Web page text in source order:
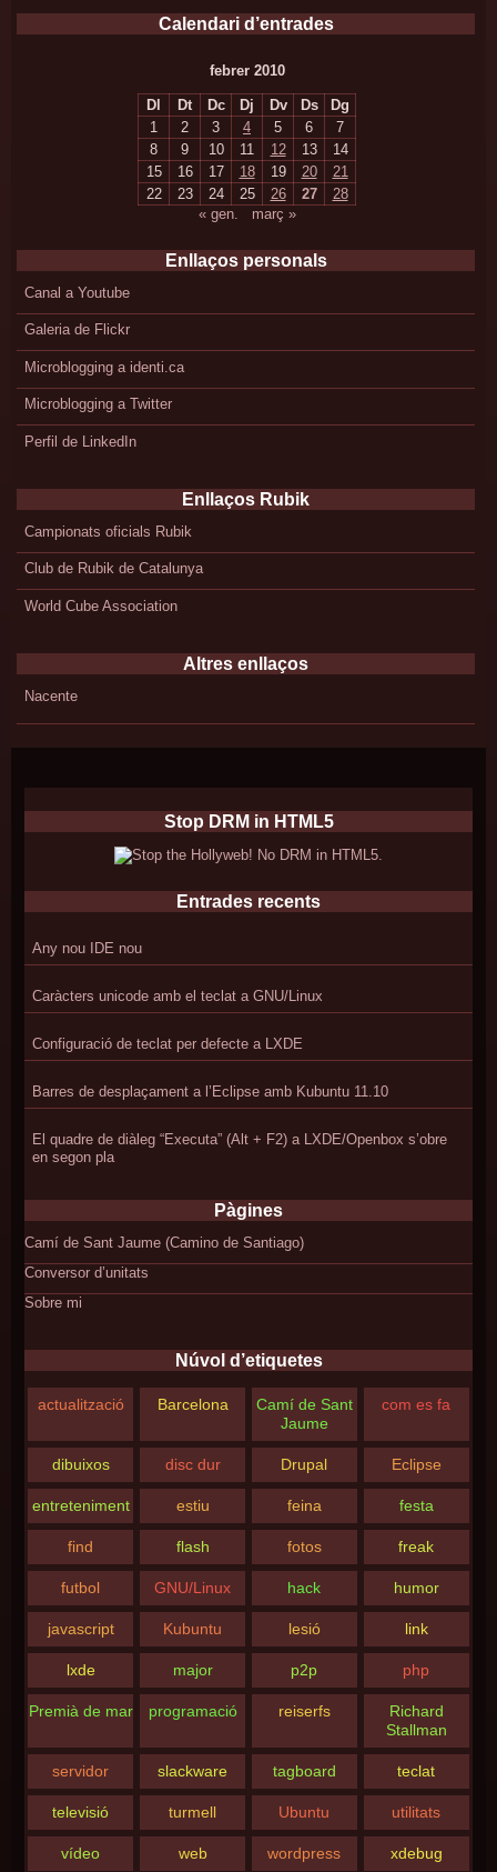
Calendari d’entrades
febrer 2010
Dl Dt Dc Dj Dv Ds
Dg
1
2 3 4 5 6
7
8
9 10 11 12 13
14
15
16 17 18 19 20
21
22
23 24 25 26 27
28
« gen.
març »
Enllaços personals
Canal a Youtube
Galeria de Flickr
Microblogging a identi.ca
Microblogging a Twitter
Perfil de LinkedIn
Enllaços Rubik
Campionats oficials Rubik
Club de Rubik de Catalunya
World Cube Association
Altres enllaços
Nacente
Stop DRM in HTML5
Entrades recents
Any nou IDE nou
Caràcters unicode amb el teclat a GNU/Linux
Configuració de teclat per defecte a LXDE
Barres de desplaçament a l’Eclipse amb Kubuntu 11.10
El quadre de diàleg “Executa” (Alt + F2) a LXDE/Openbox s’obre
en segon pla
Pàgines
Camí de Sant Jaume (Camino de Santiago)
Conversor d’unitats
Sobre mi
Núvol d’etiquetes
actualització Barcelona
Camí de Sant
Jaume
com es fa
dibuixos disc dur Drupal Eclipse
entreteniment estiu feina festa
find flash fotos freak
futbol GNU/Linux hack humor
javascript Kubuntu lesió link
lxde major p2p php
Premià de mar programació reiserfs
Richard
Stallman
servidor slackware tagboard teclat
televisió turmell Ubuntu utilitats
vídeo web wordpress xdebug